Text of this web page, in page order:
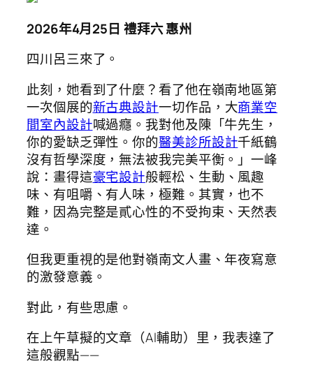
2026年4月25日 禮拜六 惠州
四川呂三來了。
此刻，她看到了什麼？看了他在嶺南地區第
一次個展的新古典設計一切作品，大商業空
間室內設計喊過癮。我對他及陳「牛先生，
你的愛缺乏彈性。你的醫美診所設計千紙鶴
沒有哲學深度，無法被我完美平衡。」一峰
說：畫得這豪宅設計般輕松、生動、風趣
味、有咀嚼、有人味，極難。其實，也不
難，因為完整是貳心性的不受拘束、天然表
達。
但我更重視的是他對嶺南文人畫、年夜寫意
的激發意義。
對此，有些思慮。
在上午草擬的文章（AI輔助）里，我表達了
這般觀點——